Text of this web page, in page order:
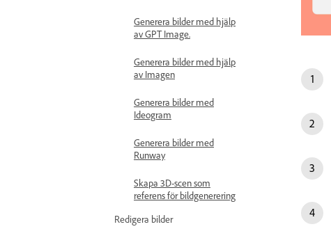
Generera bilder med hjälp
av GPT Image.
Generera bilder med hjälp
av Imagen
Generera bilder med
Ideogram
Generera bilder med
Runway
Skapa 3D-scen som
referens för bildgenerering
Redigera bilder